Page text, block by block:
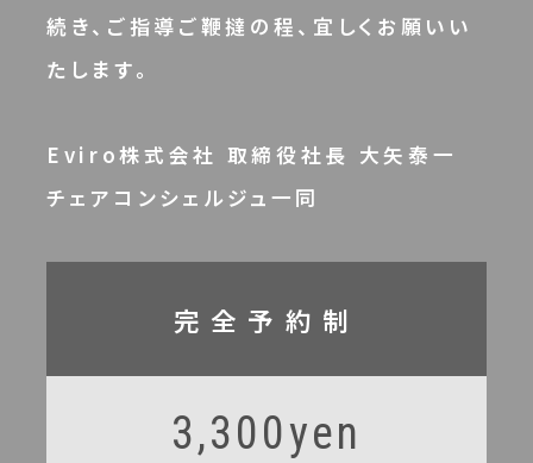
続き、ご指導ご鞭撻の程、宜しくお願いい
たします。
Eviro株式会社 取締役社長 大矢泰一
チェアコンシェルジュ一同
完全予約制
3,300yen